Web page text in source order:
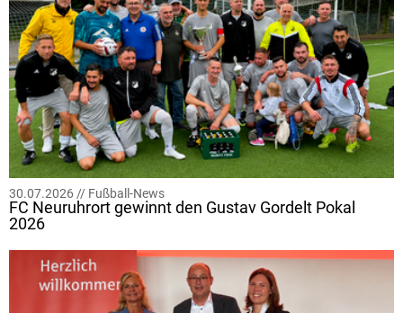
30.07.2026 // Fußball-News
FC Neuruhrort gewinnt den Gustav Gordelt Pokal
2026